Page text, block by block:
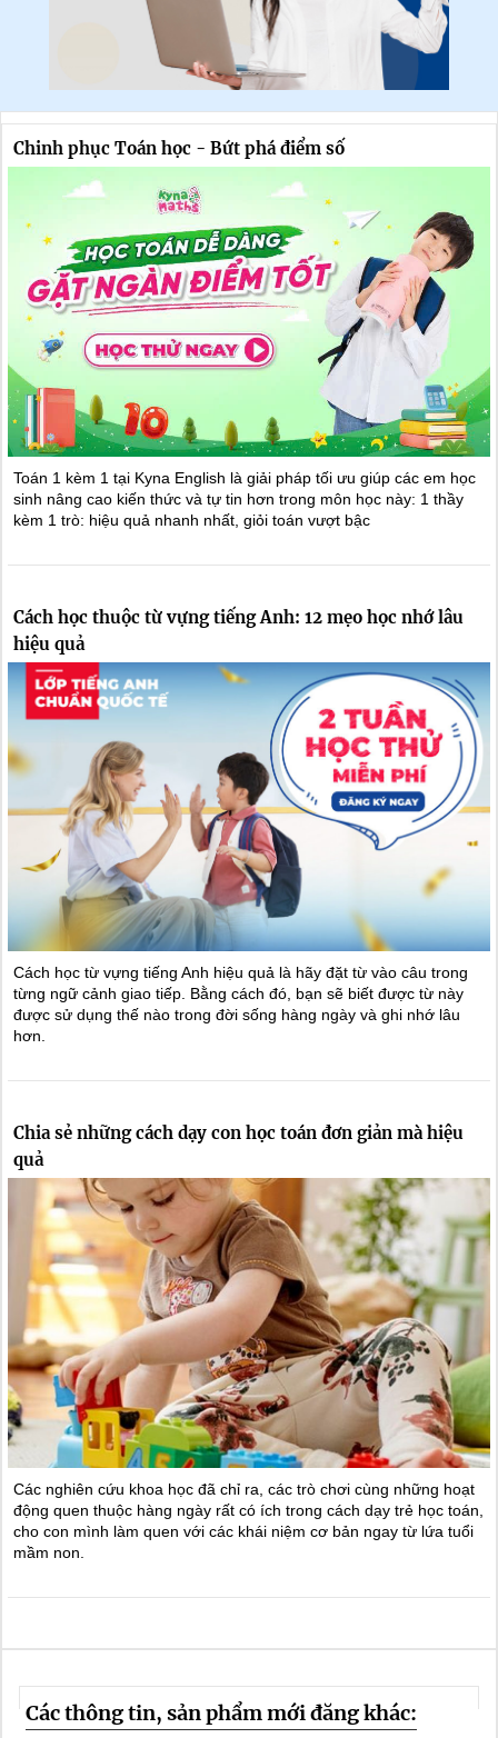
Chinh phục Toán học - Bứt phá điểm số
Toán 1 kèm 1 tại Kyna English là giải pháp tối ưu giúp các em học
sinh nâng cao kiến thức và tự tin hơn trong môn học này: 1 thầy
kèm 1 trò: hiệu quả nhanh nhất, giỏi toán vượt bậc
Cách học thuộc từ vựng tiếng Anh: 12 mẹo học nhớ lâu
hiệu quả
Cách học từ vựng tiếng Anh hiệu quả là hãy đặt từ vào câu trong
từng ngữ cảnh giao tiếp. Bằng cách đó, bạn sẽ biết được từ này
được sử dụng thế nào trong đời sống hàng ngày và ghi nhớ lâu
hơn.
Chia sẻ những cách dạy con học toán đơn giản mà hiệu
quả
Các nghiên cứu khoa học đã chỉ ra, các trò chơi cùng những hoạt
động quen thuộc hàng ngày rất có ích trong cách dạy trẻ học toán,
cho con mình làm quen với các khái niệm cơ bản ngay từ lứa tuổi
mầm non.
Các thông tin, sản phẩm mới đăng khác: